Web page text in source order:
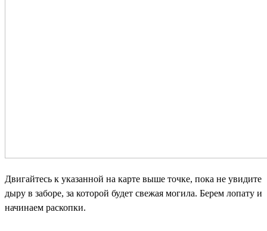
Двигайтесь к указанной на карте выше точке, пока не увидите
дыру в заборе, за которой будет свежая могила. Берем лопату и
начинаем раскопки.